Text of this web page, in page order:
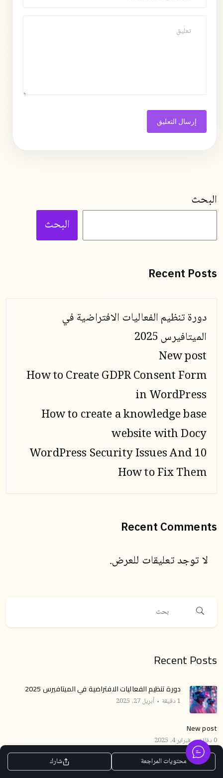
محتويات المراجعة شارك
البحث
البحث
Recent Posts
دورة تنظيم الفعاليات الافتراضية في
الميتافيرس 2025
New post
How to Create GDPR Consent Form
in WordPress
How to create a knowledge base
website with Docy
10 WordPress Security Issues And
How to Fix Them
Recent Comments
لا توجد تعليقات للعرض.
Recent Posts
دورة تنظيم الفعاليات الافتراضية في الميتافيرس 2025
1 دقيقة أبريل 27, 2025
New post
0 دقائق فبراير 4, 2025
How to Create GDPR Consent Form in WordPress
9 دقائق مايو 9, 2020